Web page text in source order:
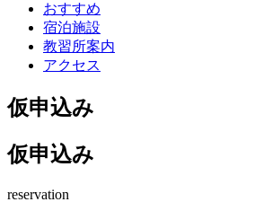
おすすめ
宿泊施設
教習所案内
アクセス
仮申込み
仮申込み
reservation